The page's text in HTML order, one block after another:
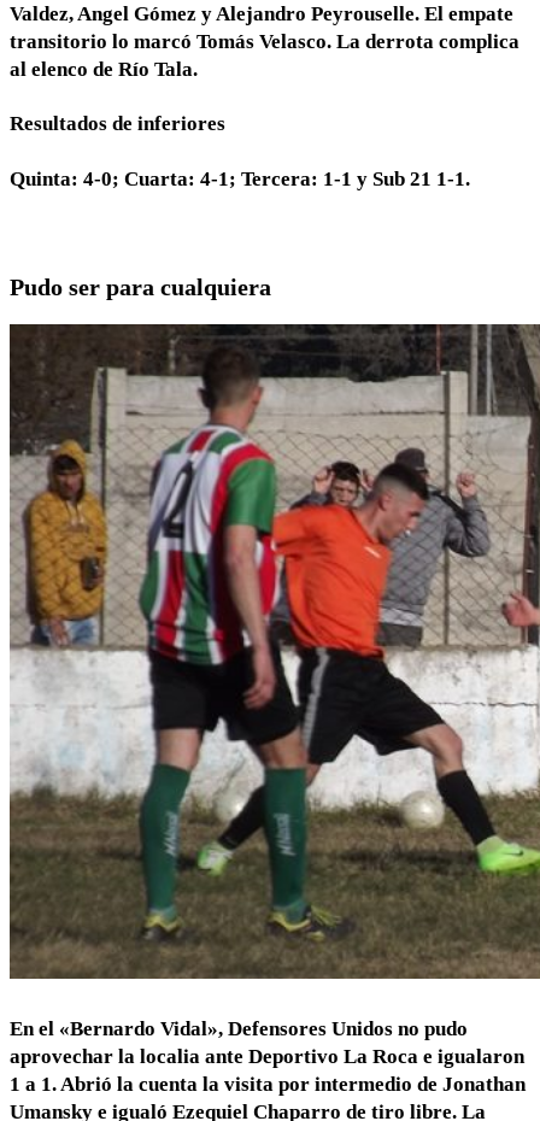
Valdez, Angel Gómez y Alejandro Peyrouselle. El empate
transitorio lo marcó Tomás Velasco. La derrota complica
al elenco de Río Tala.
Resultados de inferiores
Quinta: 4-0; Cuarta: 4-1; Tercera: 1-1 y Sub 21 1-1.
Pudo ser para cualquiera
En el «Bernardo Vidal», Defensores Unidos no pudo
aprovechar la localia ante Deportivo La Roca e igualaron
1 a 1. Abrió la cuenta la visita por intermedio de Jonathan
Umansky e igualó Ezequiel Chaparro de tiro libre. La